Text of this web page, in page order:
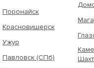
Поронайск
Красновишерск
Ужур
Павловск (СПб)